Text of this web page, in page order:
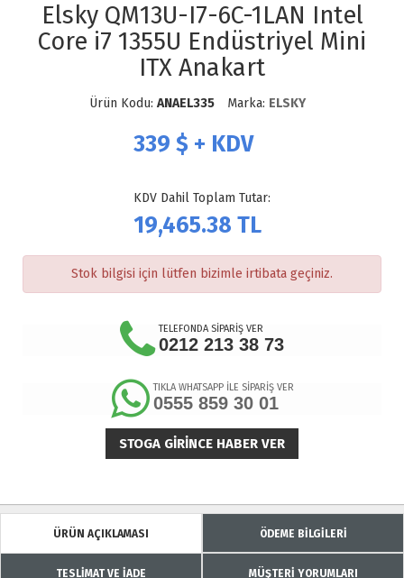
Elsky QM13U-I7-6C-1LAN Intel
Core i7 1355U Endüstriyel Mini
ITX Anakart
Ürün Kodu: ANAEL335 Marka: ELSKY
339 $ + KDV
KDV Dahil Toplam Tutar:
19,465.38 TL
Stok bilgisi için lütfen bizimle irtibata geçiniz.
TELEFONDA SİPARİŞ VER
0212 213 38 73
TIKLA WHATSAPP İLE SİPARİŞ VER
0555 859 30 01
STOGA GIRINCE HABER VER
ÜRÜN AÇIKLAMASI ÖDEME BİLGİLERİ
TESLİMAT VE İADE MÜŞTERİ YORUMLARI